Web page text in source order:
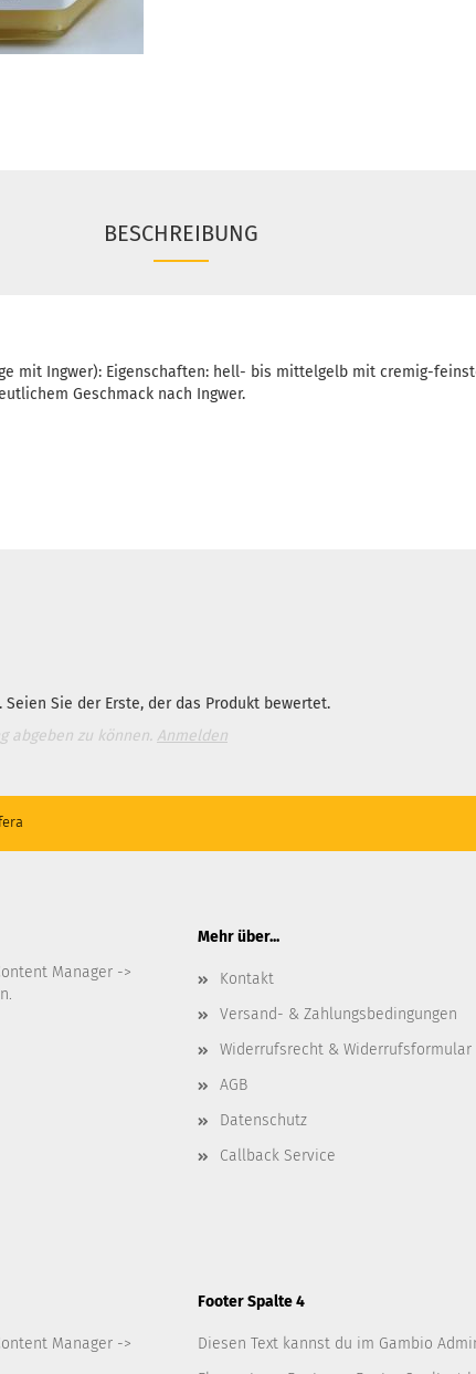
BESCHREIBUNG
mit Ingwer): Eigenschaften: hell- bis mittelgelb mit cremig-
Geschmack nach Ingwer.
Sie der Erste, der das Produkt bewertet.
abgeben zu können. Anmelden
Manager ->
Mehr über...
Kontakt
Versand- & Zahlungsbedingungen
Widerrufsrecht & Widerrufsformular
AGB
Datenschutz
Callback Service
Manager ->
Footer Spalte 4
Diesen Text kannst du im Gambio